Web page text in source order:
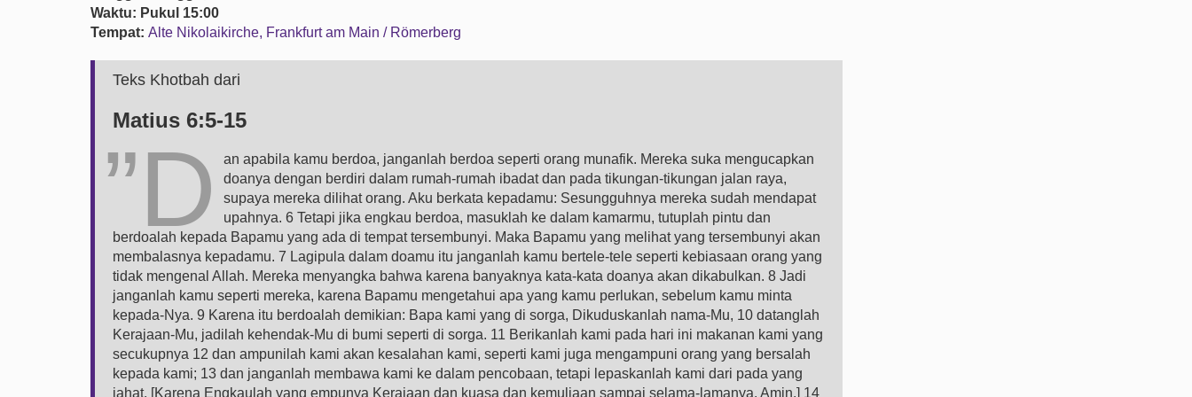
Waktu: Pukul 15:00
Tempat: Alte Nikolaikirche, Frankfurt am Main / Römerberg
Teks Khotbah dari
Matius 6:5-15
”D
an apabila kamu berdoa, janganlah berdoa seperti orang munafik. Mereka suka mengucapkan
doanya dengan berdiri dalam rumah-rumah ibadat dan pada tikungan-tikungan jalan raya,
supaya mereka dilihat orang. Aku berkata kepadamu: Sesungguhnya mereka sudah mendapat
upahnya. 6 Tetapi jika engkau berdoa, masuklah ke dalam kamarmu, tutuplah pintu dan
berdoalah kepada Bapamu yang ada di tempat tersembunyi. Maka Bapamu yang melihat yang tersembunyi akan
membalasnya kepadamu. 7 Lagipula dalam doamu itu janganlah kamu bertele-tele seperti kebiasaan orang yang
tidak mengenal Allah. Mereka menyangka bahwa karena banyaknya kata-kata doanya akan dikabulkan. 8 Jadi
janganlah kamu seperti mereka, karena Bapamu mengetahui apa yang kamu perlukan, sebelum kamu minta
kepada-Nya. 9 Karena itu berdoalah demikian: Bapa kami yang di sorga, Dikuduskanlah nama-Mu, 10 datanglah
Kerajaan-Mu, jadilah kehendak-Mu di bumi seperti di sorga. 11 Berikanlah kami pada hari ini makanan kami yang
secukupnya 12 dan ampunilah kami akan kesalahan kami, seperti kami juga mengampuni orang yang bersalah
kepada kami; 13 dan janganlah membawa kami ke dalam pencobaan, tetapi lepaskanlah kami dari pada yang
jahat. [Karena Engkaulah yang empunya Kerajaan dan kuasa dan kemuliaan sampai selama-lamanya. Amin.] 14